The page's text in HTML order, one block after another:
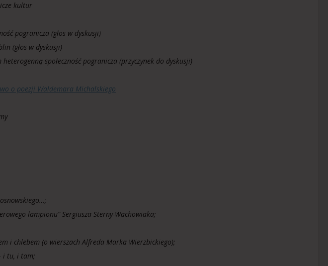
kultur
pogranicza (głos w dyskusji)
(głos w dyskusji)
społeczność pogranicza (przyczynek do dyskusji)
o poezji Waldemara Michalskiego
lampionu” Sergiusza Sterny-Wachowiaka;
i chlebem (o wierszach Alfreda Marka Wierzbickiego);
i tu, i tam;